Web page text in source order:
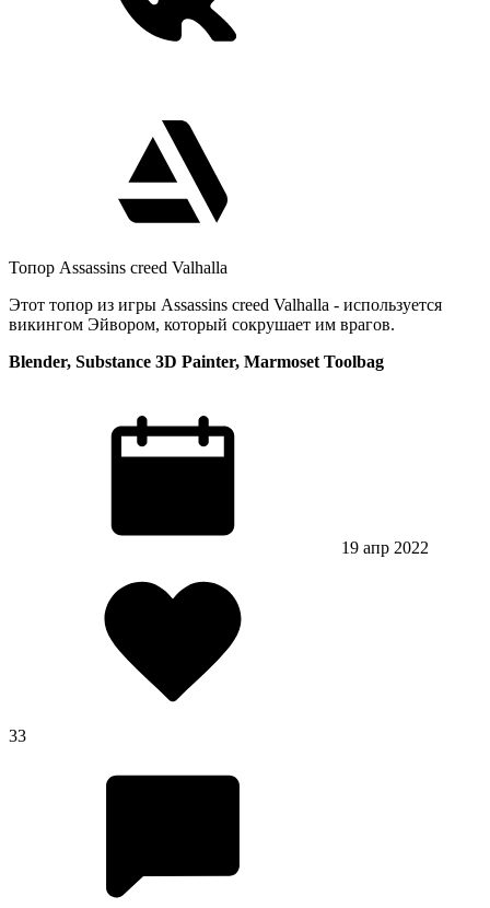
Топор Assassins creed Valhalla
Этот топор из игры Assassins creed Valhalla - используется
викингом Эйвором, который сокрушает им врагов.
Blender, Substance 3D Painter, Marmoset Toolbag
19 апр 2022
33